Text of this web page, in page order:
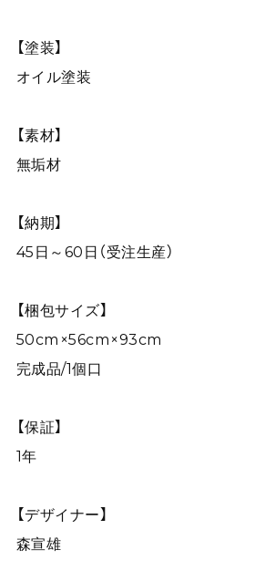
【塗装】
オイル塗装
【素材】
無垢材
【納期】
45日～60日（受注生産）
【梱包サイズ】
50cm×56cm×93cm
完成品/1個口
【保証】
1年
【デザイナー】
森宣雄